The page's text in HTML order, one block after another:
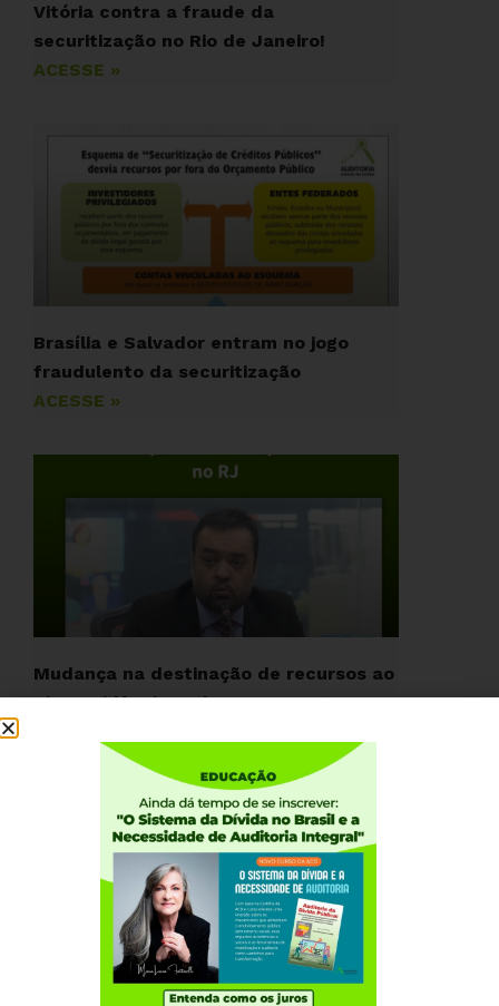
Vitória contra a fraude da
securitização no Rio de Janeiro!
ACESSE »
Brasília e Salvador entram no jogo
fraudulento da securitização
ACESSE »
Mudança na destinação de recursos ao
RioPrevidência pode comprometer